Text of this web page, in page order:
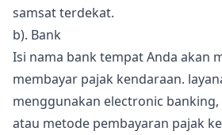
samsat terdekat.
b). Bank
Isi nama bank tempat Anda akan
membayar pajak kendaraan.
menggunakan electronic banking,
atau metode pembayaran pajak